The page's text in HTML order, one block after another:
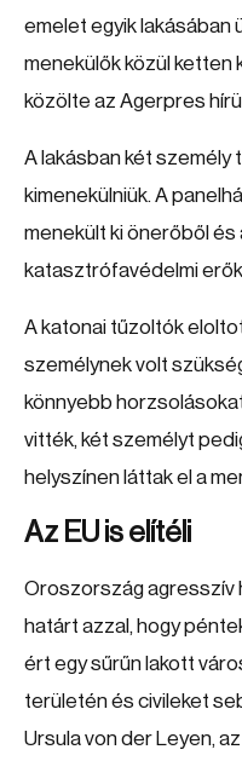
emelet egyik lakásában
menekülők közül ketten
közölte az Agerpres
A lakásban két személy
kimenekülniük. A
menekült ki önerőből és
katasztrófavédelmi
A katonai tűzoltók
személynek volt
könnyebb
vitték, két személyt
helyszínen láttak el a
Az EU is elítéli
Oroszország agresszív
határt azzal, hogy
ért egy sűrűn lakott
területén és civileket
Ursula von der Leyen,